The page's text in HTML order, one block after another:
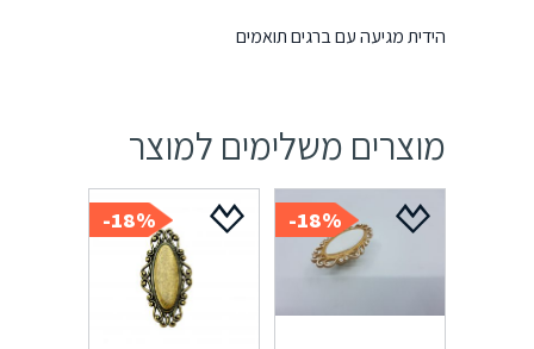
הידית מגיעה עם ברגים תואמים
מוצרים משלימים למוצר
18%-
18%-